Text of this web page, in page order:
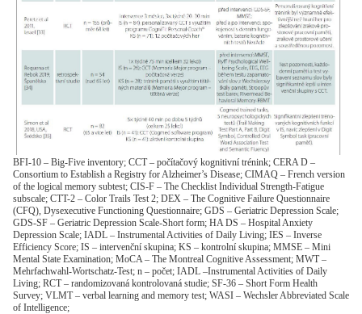
BFI-10 – Big-Five inventory; CCT – počítačový kognitivní trénink; CERA D –
Consortium to Establish a Registry for Alzheimer’s Disease; CIMAQ – French version
of the logical memory subtest; CIS-F – The Checklist Individual Strength-Fatigue
subscale; CTT-2 – Color Trails Test 2; DEX – The Cognitive Failure Questionnaire
(CFQ), Dysexecutive Functioning Questionnaire; GDS – Geriatric Depression Scale;
GDS-SF – Geriatric Depression Scale-Short form; HA DS – Hospital Anxiety
Depression Scale; IADL – Instrumental Activities of Daily Living; IES – Inverse
Efficiency Score; IS – intervenční skupina; KS – kontrolní skupina; MMSE – Mini
Mental State Examination; MoCA – The Montreal Cognitive Assessment; MWT –
Mehrfachwahl-Wortschatz-Test; n – počet; IADL –Instrumental Activities of Daily
Living; RCT – randomizovaná kontrolovaná studie; SF-36 – Short Form Health
Survey; VLMT – verbal learning and memory test; WASI – Wechsler Abbreviated Scale
of Intelligence;